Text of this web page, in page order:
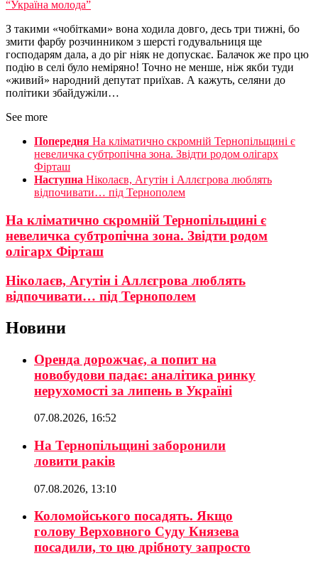
“Україна молода”
З такими «чобітками» вона ходила довго, десь три тижні, бо
змити фарбу розчинником з шерсті годувальниця ще
господарям дала, а до ріг ніяк не допускає. Балачок же про цю
подію в селі було неміряно! Точно не менше, ніж якби туди
«живий» народний депутат приїхав. А кажуть, селяни до
політики збайдужіли…
See more
Попередня На кліматично скромній Тернопільщині є
невеличка субтропічна зона. Звідти родом олігарх
Фірташ
Наступна Ніколаєв, Агутін і Аллєгрова люблять
відпочивати… під Тернополем
На кліматично скромній Тернопільщині є
невеличка субтропічна зона. Звідти родом
олігарх Фірташ
Ніколаєв, Агутін і Аллєгрова люблять
відпочивати… під Тернополем
Новини
Оренда дорожчає, а попит на
новобудови падає: аналітика ринку
нерухомості за липень в Україні
07.08.2026, 16:52
На Тернопільщині заборонили
ловити раків
07.08.2026, 13:10
Коломойського посадять. Якщо
голову Верховного Суду Князева
посадили, то цю дрібноту запросто